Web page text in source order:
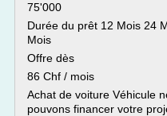
75'000
Durée du prêt 12 Mois 24
Mois
Offre dès
86 Chf / mois
Achat de voiture Véhicule
pouvons financer votre